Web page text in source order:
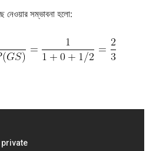
নেওয়ার সম্ভাবনা হলো: